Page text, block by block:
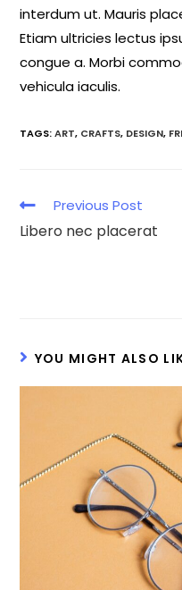
interdum ut. Mauris
Etiam ultricies lectus
congue a. Morbi
vehicula iaculis.
TAGS:ART, CRAFTS, DESIGN,
Previous Post
Libero nec placerat
YOU MIGHT ALSO